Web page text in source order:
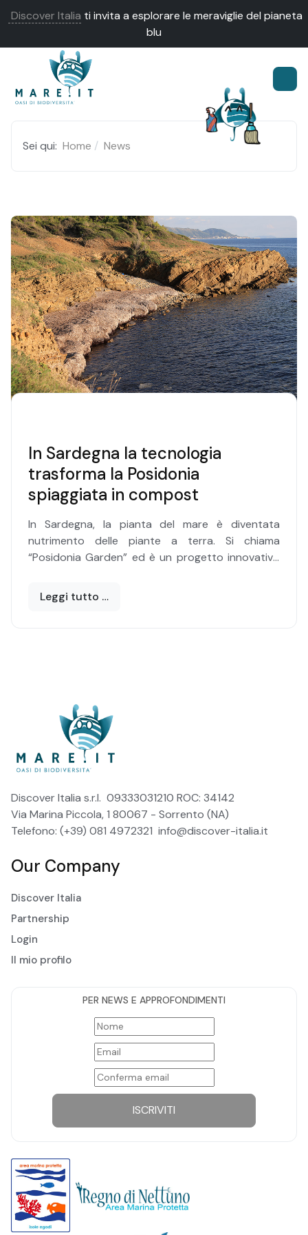
Discover Italia ti invita a esplorare le meraviglie del pianeta
blu
Sei qui: Home News
In Sardegna la tecnologia
trasforma la Posidonia
spiaggiata in compost
In Sardegna, la pianta del mare è diventata
nutrimento delle piante a terra. Si chiama
“Posidonia Garden” ed è un progetto innovativo
secca spiaggiata in composti per orti e giardini.
Leggi tutto …
Discover Italia s.r.l. 09333031210 ROC: 34142
Via Marina Piccola, 1 80067 - Sorrento (NA)
Telefono: (+39) 081 4972321 info@discover-italia.it
Our Company
Discover Italia
Partnership
Login
Il mio profilo
PER NEWS E APPROFONDIMENTI
ISCRIVITI